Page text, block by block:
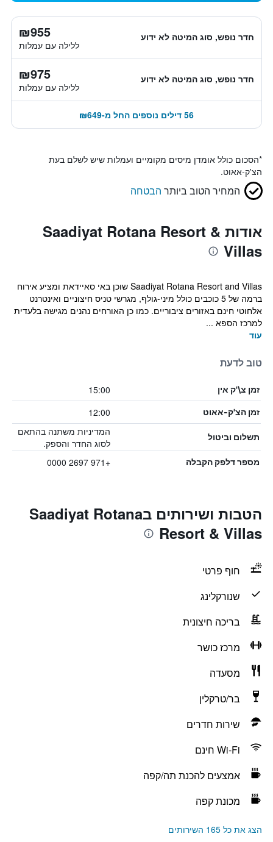
חדר נופש, סוג המיטה לא ידוע ₪955
ללילה עם עמלות
חדר נופש, סוג המיטה לא ידוע ₪975
ללילה עם עמלות
56 דילים נוספים החל מ-₪649
*הסכום כולל אומדן מיסים מקומיים ועמלות שיש לשלם בעת
הצ'ק-אאוט.
המחיר הטוב ביותר הבטחה
אודות Saadiyat Rotana Resort &
Villas
Saadiyat Rotana Resort and Villas שוכן באי סאיידאת ומציע אירוח
ברמה של 5 כוכבים כולל מיני-גולף, מגרשי טניס חיצוניים ואינטרנט
אלחוטי חינם באזורים ציבוריים. כמו כן האורחים נהנים מגישה בלעדית
למרכז הספא ...
עוד
טוב לדעת
זמן צ\'ק אין 15:00
זמן הצ'ק-אאוט 12:00
תשלום וביטול
המדיניות משתנה בהתאם
לסוג החדר והספק.
מספר דלפק הקבלה +971 2697 0000
הטבות ושירותים בSaadiyat Rotana
Resort & Villas
חוף פרטי
שנורקלינג
בריכה חיצונית
מרכז כושר
מסעדה
בר/טרקלין
שירות חדרים
Wi-Fi חינם
אמצעים להכנת תה/קפה
מכונת קפה
הצג את כל 165 השירותים